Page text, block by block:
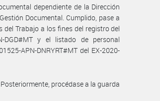
dependiente de la Dirección
Documental. Cumplido, pase a
del Trabajo a los fines del registro del
DGD#MT y el listado de personal
APN-DNRYRT#MT del EX-2020-
procédase a la guarda